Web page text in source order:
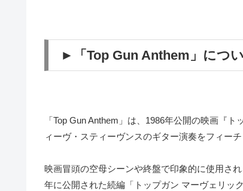
►「Top Gun Anthem」につ
「Top Gun Anthem」は、1986年公開の映画『
ィーヴ・スティーヴンスのギター演奏をフィー
映画冒頭の空母シーンや終盤で印象的に使用さ
年に公開された続編「トップガン マーヴェリッ